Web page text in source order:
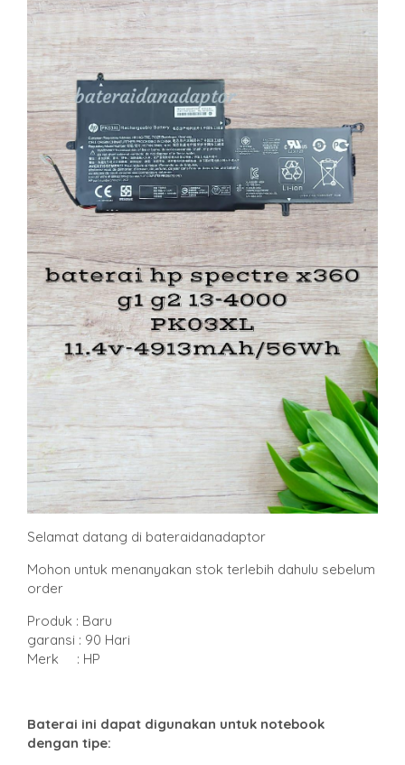
Selamat datang di bateraidanadaptor
Mohon untuk menanyakan stok terlebih dahulu sebelum
order
Produk : Baru
garansi : 90 Hari
Merk : HP
Baterai ini dapat digunakan untuk notebook
dengan tipe: